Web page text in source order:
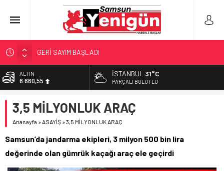
GERİ SAYIM BAŞLADI
SAMSUNSPOR’DA HEDEF 5’İNCİLİK!
‘BAFRA’YA YATIRIM YAPIN!’
YÖNETİCİ SEÇERKEN YAPILAN EN BÜYÜK HATALAR
ALTIN
6.660,55
13.779,39
DOLAR
55,1881
İSTANBUL 31°C
PARÇALI BULUTLU
3,5 MİLYONLUK ARAÇ
Anasayfa »ASAYİŞ »3,5 MİLYONLUK ARAÇ
Samsun’da jandarma ekipleri, 3 milyon 500 bin lira
değerinde olan gümrük kaçağı araç ele geçirdi